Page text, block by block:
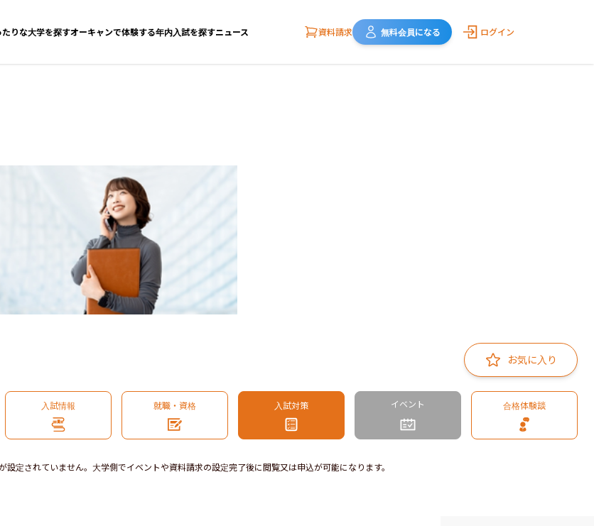
りな大学を探すオーキャンで体験する年内入試を探すニュース 資料請求 無料会員になる ログイン
お気に入り
入試情報 就職・資格 入試対策 イベント 合格体験談
設定されていません。大学側でイベントや資料請求の設定完了後に閲覧又は申込が可能になります。